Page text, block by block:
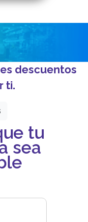
descuentos
ti.
tu
sea